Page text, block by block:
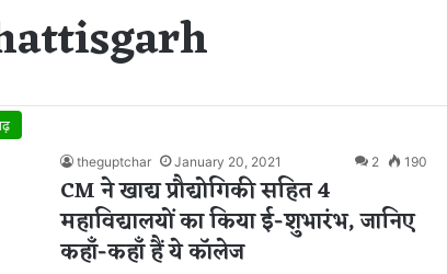
theguptchar January 20, 2021 2 190
CM ने खाद्य प्रौद्योगिकी सहित 4
महाविद्यालयों का किया ई-शुभारंभ, जानिए
कहाँ-कहाँ हैं ये कॉलेज